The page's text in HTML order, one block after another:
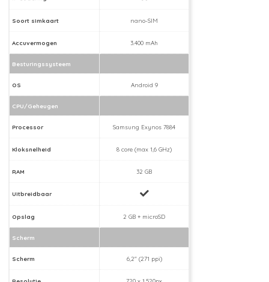
Soort simkaart nano-SIM
Accuvermogen 3.400 mAh
Besturingssysteem
OS Android 9
CPU/Geheugen
Processor Samsung Exynos 7884
Kloksnelheid 8 core (max 1,6 GHz)
RAM 32 GB
Uitbreidbaar
Opslag 2 GB + microSD
Scherm
Scherm 6,2" (271 ppi)
Resolutie 720 x 1.520px